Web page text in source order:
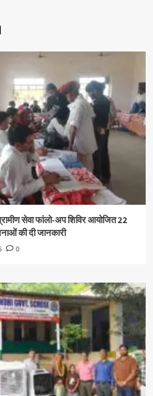
सेवा फांलो-अप शिविर आयोजित 22
की दी जानकारी
0